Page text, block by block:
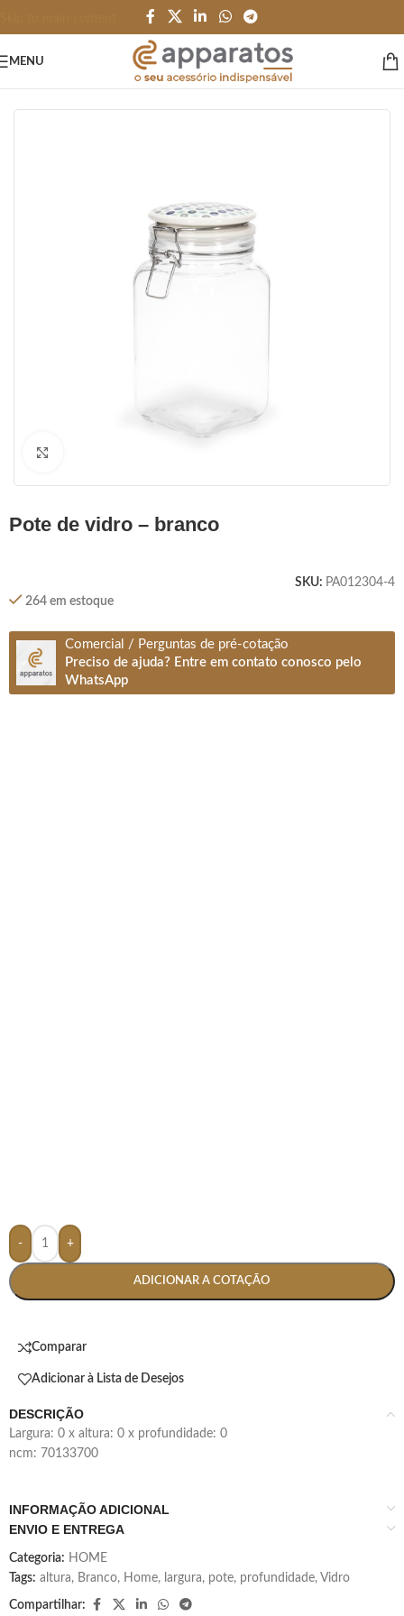
MENU
pote de vidro – branco
SKU: PA012304-4
264 em estoque
Comercial / Perguntas de pré-cotação
Preciso de ajuda? Entre em contato conosco pelo
WhatsApp
- +
ADICIONAR A COTAÇÃO
Comparar
Adicionar à Lista de Desejos
DESCRIÇÃO
largura: 0 x altura: 0 x profundidade: 0
ncm: 70133700
INFORMAÇÃO ADICIONAL
ENVIO E ENTREGA
Categoria: HOME
Tags: altura, Branco, Home, largura, pote, profundidade, Vidro
Compartilhar: